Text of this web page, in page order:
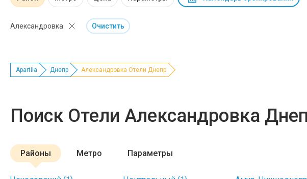
Александровка Очистить
Apartila Днепр Александровка Отели Днепр
Поиск Отели Александровка
Районы Метро Параметры